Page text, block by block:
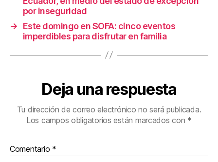
por inseguridad
→
Este domingo en SOFA: cinco eventos
imperdibles para disfrutar en familia
Deja una respuesta
Tu dirección de correo electrónico no será publicada.
Los campos obligatorios están marcados con *
Comentario *